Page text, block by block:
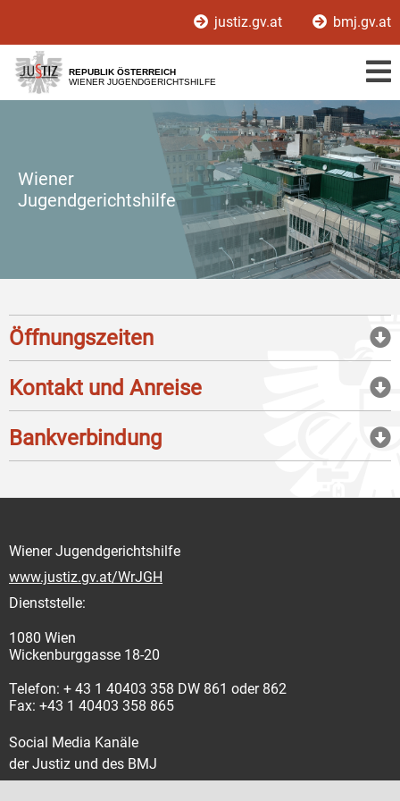
[1]
[2]
justiz.gv.at bmj.gv.at
REPUBLIK ÖSTERREICH
WIENER JUGENDGERICHTSHILFE
Wiener
Jugendgerichtshilfe
Öffnungszeiten
Kontakt und Anreise
Bankverbindung
Wiener Jugendgerichtshilfe
www.justiz.gv.at/WrJGH
Dienststelle:
1080 Wien
Wickenburggasse 18-20
Telefon: + 43 1 40403 358 DW 861 oder 862
Fax: +43 1 40403 358 865
Social Media Kanäle
der Justiz und des BMJ